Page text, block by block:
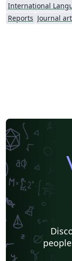
International
Reports Journal